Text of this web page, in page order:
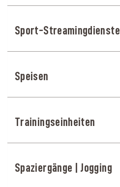
Sport-Streamingdienste
Speisen
Trainingseinheiten
Spaziergänge | Jogging